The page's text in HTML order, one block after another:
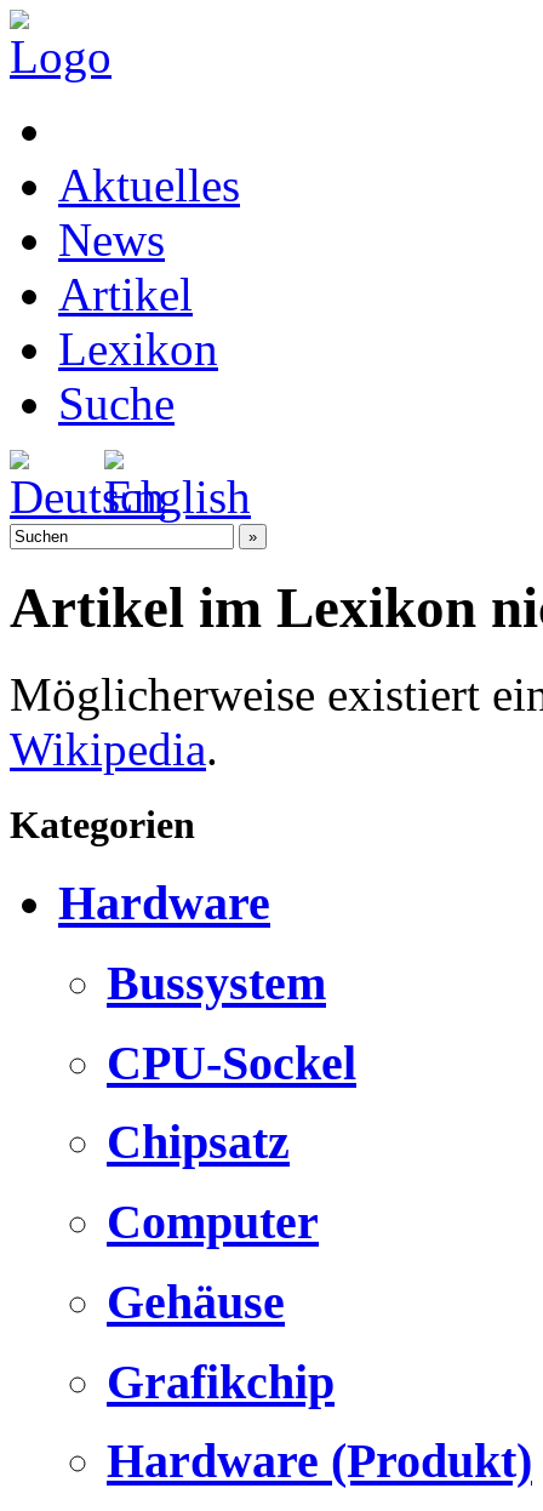
Aktuelles
News
Artikel
Lexikon
Suche
Artikel im Lexikon
Möglicherweise existiert
Wikipedia.
Kategorien
Hardware
Bussystem
CPU-Sockel
Chipsatz
Computer
Gehäuse
Grafikchip
Hardware (Produkt)